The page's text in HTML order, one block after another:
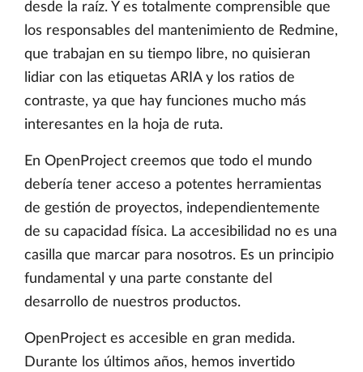
desde la raíz. Y es totalmente comprensible que
los responsables del mantenimiento de Redmine,
que trabajan en su tiempo libre, no quisieran
lidiar con las etiquetas ARIA y los ratios de
contraste, ya que hay funciones mucho más
interesantes en la hoja de ruta.
En OpenProject creemos que todo el mundo
debería tener acceso a potentes herramientas
de gestión de proyectos, independientemente
de su capacidad física. La accesibilidad no es una
casilla que marcar para nosotros. Es un principio
fundamental y una parte constante del
desarrollo de nuestros productos.
OpenProject es accesible en gran medida.
Durante los últimos años, hemos invertido